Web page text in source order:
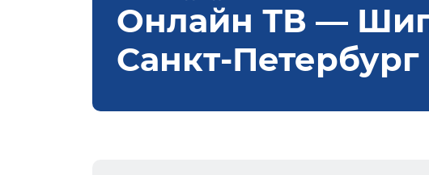
Онлайн ТВ —
Санкт-Петербург